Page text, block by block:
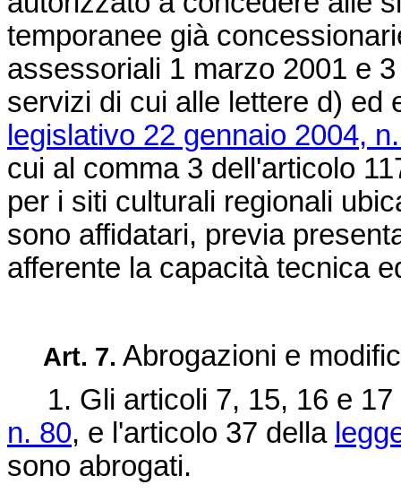
temporanee già
assessoriali 1 marzo 2001 e
servizi di cui alle lettere d) ed
legislativo 22 gennaio 2004,
cui al comma 3 dell'articolo
per i siti culturali regionali
sono affidatari, previa
afferente la capacità tecnica
Art. 7. Abrogazioni e
1. Gli articoli 7, 15, 16 e
n. 80, e l'articolo 37 della
sono abrogati.